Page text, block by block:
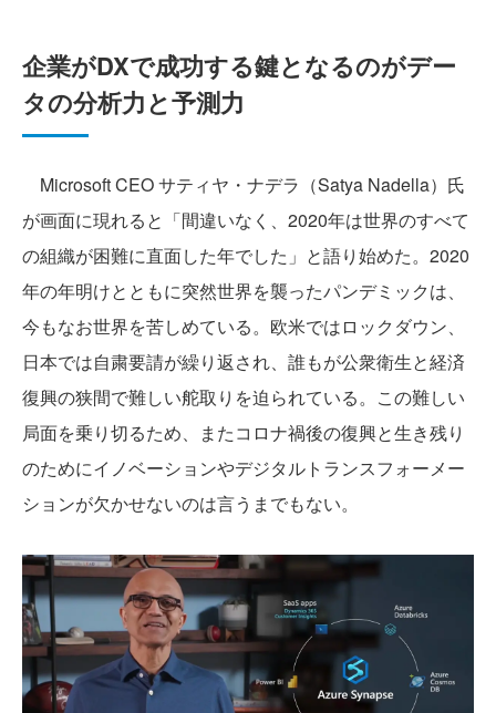
企業がDXで成功する鍵となるのがデー
タの分析力と予測力
Microsoft CEO サティヤ・ナデラ（Satya Nadella）氏
が画面に現れると「間違いなく、2020年は世界のすべて
の組織が困難に直面した年でした」と語り始めた。2020
年の年明けとともに突然世界を襲ったパンデミックは、
今もなお世界を苦しめている。欧米ではロックダウン、
日本では自粛要請が繰り返され、誰もが公衆衛生と経済
復興の狭間で難しい舵取りを迫られている。この難しい
局面を乗り切るため、またコロナ禍後の復興と生き残り
のためにイノベーションやデジタルトランスフォーメー
ションが欠かせないのは言うまでもない。